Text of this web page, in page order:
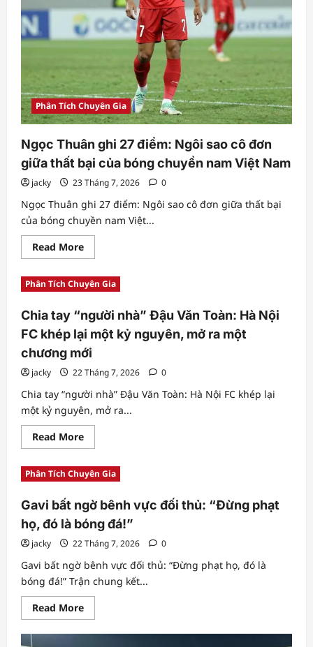
vì
thế
mà
chủ
Phân Tích Chuyên Gia
Ngọc Thuân ghi 27 điểm: Ngôi sao cô đơn
giữa thất bại của bóng chuyền nam Việt Nam
jacky 23 Tháng 7, 2026 0
Ngọc Thuân ghi 27 điểm: Ngôi sao cô đơn giữa thất bại
của bóng chuyền nam Việt...
Read MoreRead
more
Ngọc
Thuân
ghi
điểm:
Ngôi
sao
đơn
thất
của
bóng
chuyền
nam
Nam
Phân Tích Chuyên Gia
Chia tay “người nhà” Đậu Văn Toàn: Hà Nội
FC khép lại một kỷ nguyên, mở ra một
chương mới
jacky 22 Tháng 7, 2026 0
Chia tay “người nhà” Đậu Văn Toàn: Hà Nội FC khép lại
một kỷ nguyên, mở ra...
Read MoreRead
more
Chia
tay
“người
Đậu
Văn
Toàn:
Hà
Nội
khép
lại
một
mở
ra
một
Phân Tích Chuyên Gia
Gavi bất ngờ bênh vực đối thủ: “Đừng phạt
họ, đó là bóng đá!”
jacky 22 Tháng 7, 2026 0
Gavi bất ngờ bênh vực đối thủ: “Đừng phạt họ, đó là
bóng đá!” Trận chung kết...
Read MoreRead
more
Gavi